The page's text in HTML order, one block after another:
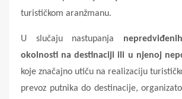
turističkom aranžmanu.
U slučaju nastupanja
okolnosti na destinaciji ili u njenoj
koje značajno utiču na realizaciju
prevoz putnika do destinacije,